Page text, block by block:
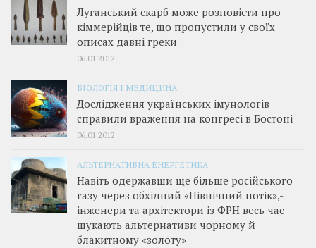
Луганський скарб може розповісти про
кіммерійців те, що пропустили у своїх
описах давні греки
06.01.2012
БІОЛОГІЯ І МЕДИЦИНА
Дослідження українських імунологів
справили враження на конгресі в Бостоні
06.01.2012
АЛЬТЕРНАТИВНА ЕНЕРГЕТИКА
Навіть одержавши ще більше російського
газу через обхідний «Північний потік»,­
інженери та архітектори із ФРН весь час
шукають альтернативи чорному й
блакитному «золоту»